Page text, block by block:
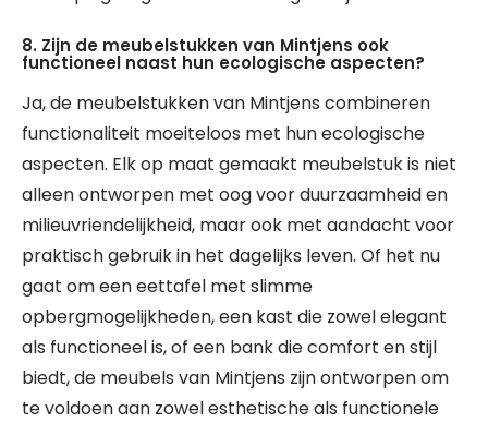
8. Zijn de meubelstukken van Mintjens ook
functioneel naast hun ecologische aspecten?
Ja, de meubelstukken van Mintjens combineren
functionaliteit moeiteloos met hun ecologische
aspecten. Elk op maat gemaakt meubelstuk is niet
alleen ontworpen met oog voor duurzaamheid en
milieuvriendelijkheid, maar ook met aandacht voor
praktisch gebruik in het dagelijks leven. Of het nu
gaat om een eettafel met slimme
opbergmogelijkheden, een kast die zowel elegant
als functioneel is, of een bank die comfort en stijl
biedt, de meubels van Mintjens zijn ontworpen om
te voldoen aan zowel esthetische als functionele